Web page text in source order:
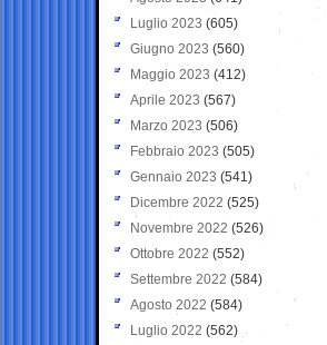
Luglio 2023 (605)
Giugno 2023 (560)
Maggio 2023 (412)
Aprile 2023 (567)
Marzo 2023 (506)
Febbraio 2023 (505)
Gennaio 2023 (541)
Dicembre 2022 (525)
Novembre 2022 (526)
Ottobre 2022 (552)
Settembre 2022 (584)
Agosto 2022 (584)
Luglio 2022 (562)